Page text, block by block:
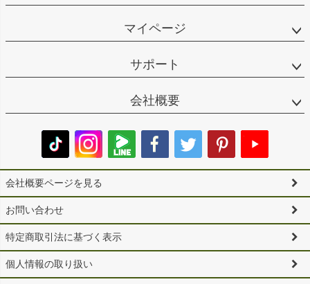
マイページ
サポート
会社概要
会社概要ページを見る
お問い合わせ
特定商取引法に基づく表示
個人情報の取り扱い